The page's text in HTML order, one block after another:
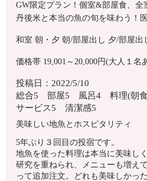
GW限定プラン！個室&部屋食、
丹後米と本当の魚の旬を味わう！
和室 朝・夕 朝/部屋出し 夕/部屋出
価格帯 19,001～20,000円(大人１名
投稿日：2022/5/10
総合5 部屋5 風呂4 料理(朝
サービス5 清潔感5
美味しい地魚とホスピタリティ
5年ぶり３回目の投宿です。
地魚を使った料理は本当に美味し
研究を重ねられ、メニューも増え
って追加注文。どれも美味しかった